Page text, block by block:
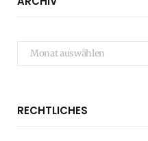
Archiv
RECHTLICHES